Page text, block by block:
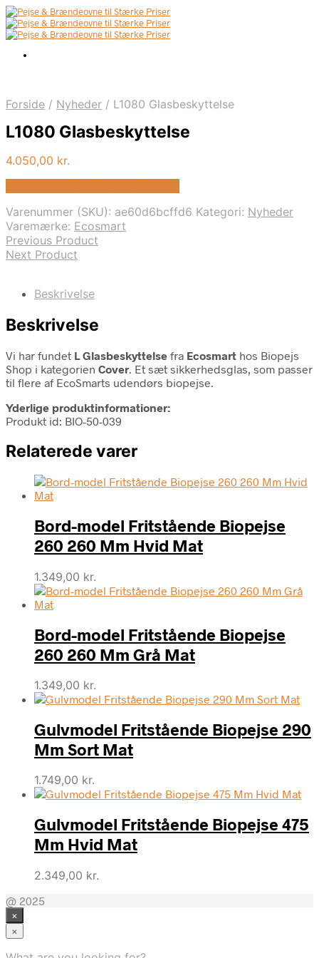
Forside / Nyheder / L1080 Glasbeskyttelse
L1080 Glasbeskyttelse
4.050,00 kr.
Varenummer (SKU): ae60d6bcffd6 Kategori: Nyheder
Varemærke: Ecosmart
Previous Product
Next Product
Beskrivelse
Beskrivelse
Vi har fundet L Glasbeskyttelse fra Ecosmart hos Biopejs
Shop i kategorien Cover. Et sæt sikkerhedsglas, som passer
til flere af EcoSmarts udendørs biopejse.
Yderlige produktinformationer:
Produkt id: BIO-50-039
Relaterede varer
Bord-model Fritstående Biopejse
260 260 Mm Hvid Mat
1.349,00 kr.
Bord-model Fritstående Biopejse
260 260 Mm Grå Mat
1.349,00 kr.
Gulvmodel Fritstående Biopejse 290
Mm Sort Mat
1.749,00 kr.
Gulvmodel Fritstående Biopejse 475
Mm Hvid Mat
2.349,00 kr.
@ 2025
×
×